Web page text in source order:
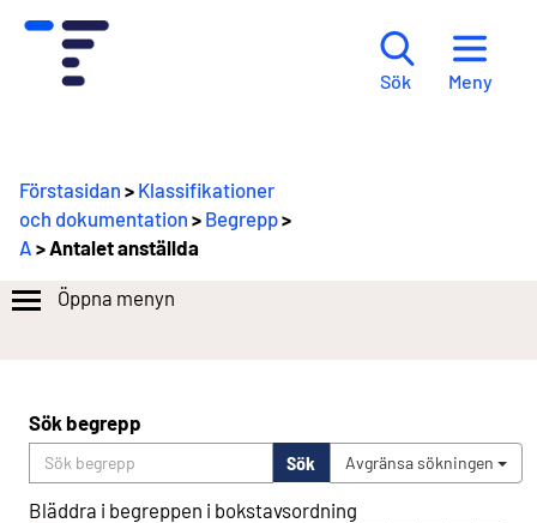
Sök Meny
Förstasidan > Klassifikationer
och dokumentation > Begrepp>
A > Antalet anställda
Öppna menyn
Sök begrepp
Sök Avgränsa sökningen
Bläddra i begreppen i bokstavsordning